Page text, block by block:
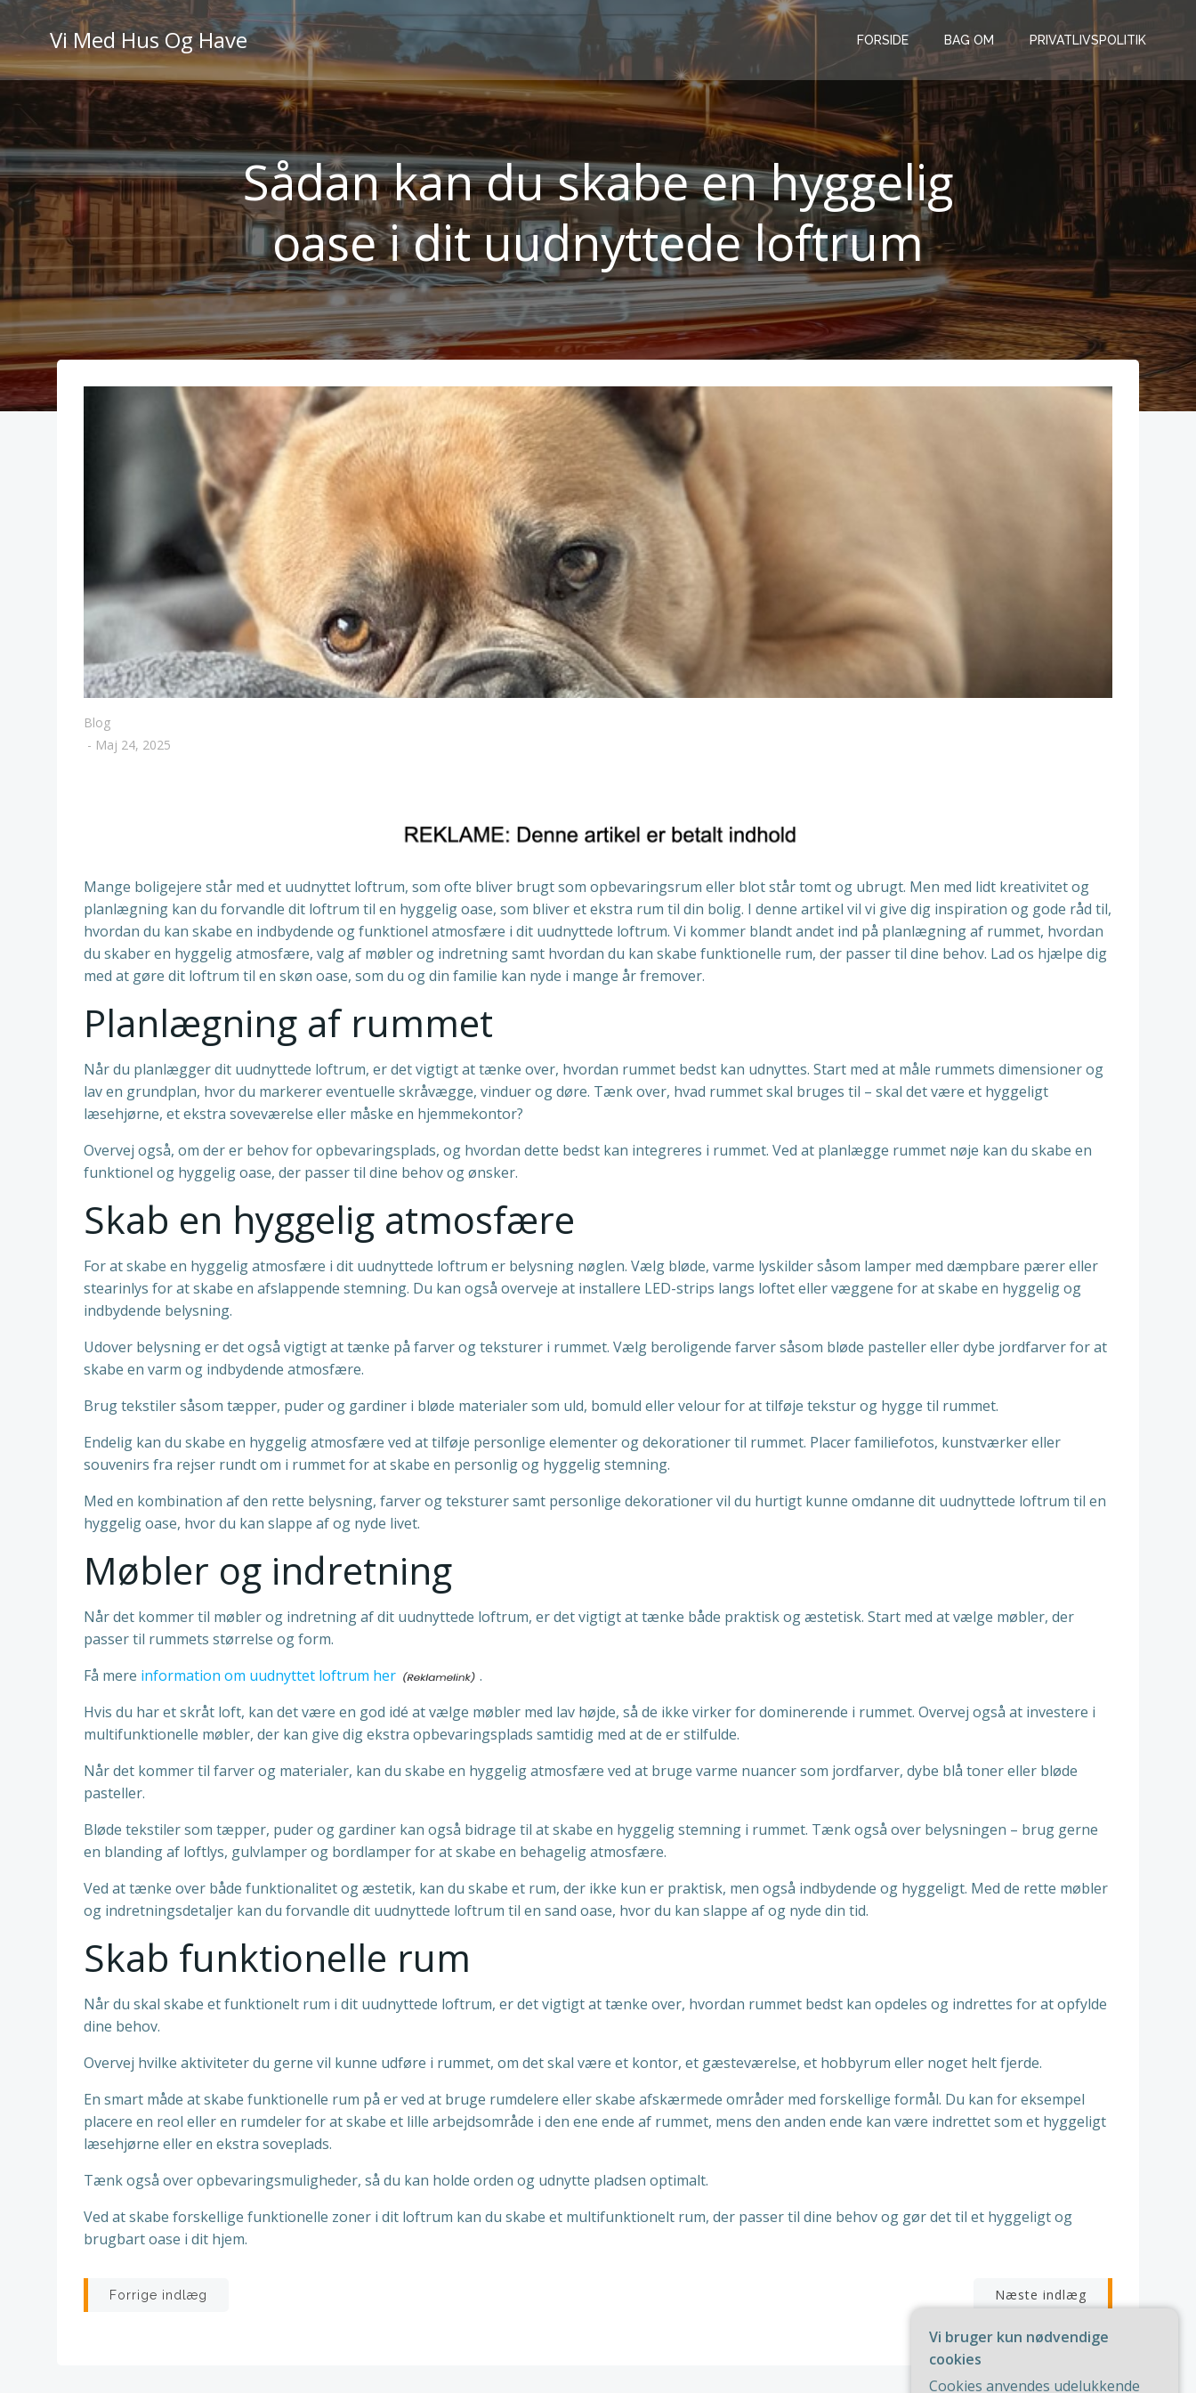
Videre
indholdVi Med Hus Og Have FORSIDE BAG OM PRIVATLIVSPOLITIK
Sådan kan du skabe en hyggelig
oase i dit uudnyttede loftrum
Blog
- Maj 24, 2025
Mange boligejere står med et uudnyttet loftrum, som ofte bliver brugt som opbevaringsrum eller blot står tomt og ubrugt. Men med lidt kreativitet og
planlægning kan du forvandle dit loftrum til en hyggelig oase, som bliver et ekstra rum til din bolig. I denne artikel vil vi give dig inspiration og gode råd til,
hvordan du kan skabe en indbydende og funktionel atmosfære i dit uudnyttede loftrum. Vi kommer blandt andet ind på planlægning af rummet, hvordan
du skaber en hyggelig atmosfære, valg af møbler og indretning samt hvordan du kan skabe funktionelle rum, der passer til dine behov. Lad os hjælpe dig
med at gøre dit loftrum til en skøn oase, som du og din familie kan nyde i mange år fremover.
Planlægning af rummet
Når du planlægger dit uudnyttede loftrum, er det vigtigt at tænke over, hvordan rummet bedst kan udnyttes. Start med at måle rummets dimensioner og
lav en grundplan, hvor du markerer eventuelle skråvægge, vinduer og døre. Tænk over, hvad rummet skal bruges til – skal det være et hyggeligt
læsehjørne, et ekstra soveværelse eller måske en hjemmekontor?
Overvej også, om der er behov for opbevaringsplads, og hvordan dette bedst kan integreres i rummet. Ved at planlægge rummet nøje kan du skabe en
funktionel og hyggelig oase, der passer til dine behov og ønsker.
Skab en hyggelig atmosfære
For at skabe en hyggelig atmosfære i dit uudnyttede loftrum er belysning nøglen. Vælg bløde, varme lyskilder såsom lamper med dæmpbare pærer eller
stearinlys for at skabe en afslappende stemning. Du kan også overveje at installere LED-strips langs loftet eller væggene for at skabe en hyggelig og
indbydende belysning.
Udover belysning er det også vigtigt at tænke på farver og teksturer i rummet. Vælg beroligende farver såsom bløde pasteller eller dybe jordfarver for at
skabe en varm og indbydende atmosfære.
Brug tekstiler såsom tæpper, puder og gardiner i bløde materialer som uld, bomuld eller velour for at tilføje tekstur og hygge til rummet.
Endelig kan du skabe en hyggelig atmosfære ved at tilføje personlige elementer og dekorationer til rummet. Placer familiefotos, kunstværker eller
souvenirs fra rejser rundt om i rummet for at skabe en personlig og hyggelig stemning.
Med en kombination af den rette belysning, farver og teksturer samt personlige dekorationer vil du hurtigt kunne omdanne dit uudnyttede loftrum til en
hyggelig oase, hvor du kan slappe af og nyde livet.
Møbler og indretning
Når det kommer til møbler og indretning af dit uudnyttede loftrum, er det vigtigt at tænke både praktisk og æstetisk. Start med at vælge møbler, der
passer til rummets størrelse og form.
Få mere information om uudnyttet loftrum her
.
Hvis du har et skråt loft, kan det være en god idé at vælge møbler med lav højde, så de ikke virker for dominerende i rummet. Overvej også at investere i
multifunktionelle møbler, der kan give dig ekstra opbevaringsplads samtidig med at de er stilfulde.
Når det kommer til farver og materialer, kan du skabe en hyggelig atmosfære ved at bruge varme nuancer som jordfarver, dybe blå toner eller bløde
pasteller.
Bløde tekstiler som tæpper, puder og gardiner kan også bidrage til at skabe en hyggelig stemning i rummet. Tænk også over belysningen – brug gerne
en blanding af loftlys, gulvlamper og bordlamper for at skabe en behagelig atmosfære.
Ved at tænke over både funktionalitet og æstetik, kan du skabe et rum, der ikke kun er praktisk, men også indbydende og hyggeligt. Med de rette møbler
og indretningsdetaljer kan du forvandle dit uudnyttede loftrum til en sand oase, hvor du kan slappe af og nyde din tid.
Skab funktionelle rum
Når du skal skabe et funktionelt rum i dit uudnyttede loftrum, er det vigtigt at tænke over, hvordan rummet bedst kan opdeles og indrettes for at opfylde
dine behov.
Overvej hvilke aktiviteter du gerne vil kunne udføre i rummet, om det skal være et kontor, et gæsteværelse, et hobbyrum eller noget helt fjerde.
En smart måde at skabe funktionelle rum på er ved at bruge rumdelere eller skabe afskærmede områder med forskellige formål. Du kan for eksempel
placere en reol eller en rumdeler for at skabe et lille arbejdsområde i den ene ende af rummet, mens den anden ende kan være indrettet som et hyggeligt
læsehjørne eller en ekstra soveplads.
Tænk også over opbevaringsmuligheder, så du kan holde orden og udnytte pladsen optimalt.
Ved at skabe forskellige funktionelle zoner i dit loftrum kan du skabe et multifunktionelt rum, der passer til dine behov og gør det til et hyggeligt og
brugbart oase i dit hjem.
Indlægsnavigation
Forrige indlæg Indlægsnavigation Næste indlæg
Vi bruger kun nødvendige
cookies
Cookies anvendes udelukkende